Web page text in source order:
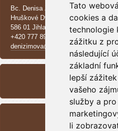
Tato
cookies a
technologie
zážitku z
následující
základní
lepší
vašeho
služby a
li
Bc. Denisa Zimová
Hruškové Dvory 370 E
586 01 Jihlava
+420 777 890 137
denizimova@seznam.cz
<< září /
Přehled